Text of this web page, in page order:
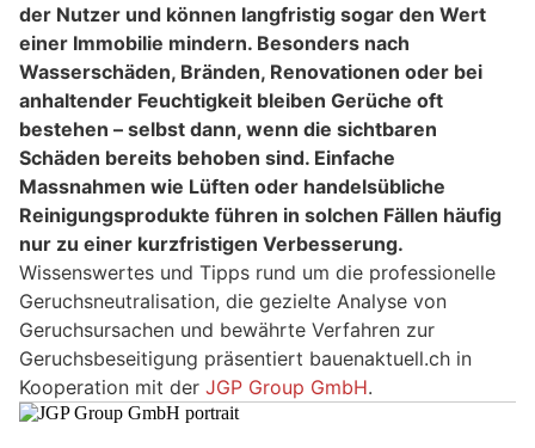
der Nutzer und können langfristig sogar den Wert
einer Immobilie mindern. Besonders nach
Wasserschäden, Bränden, Renovationen oder bei
anhaltender Feuchtigkeit bleiben Gerüche oft
bestehen – selbst dann, wenn die sichtbaren
Schäden bereits behoben sind. Einfache
Massnahmen wie Lüften oder handelsübliche
Reinigungsprodukte führen in solchen Fällen häufig
nur zu einer kurzfristigen Verbesserung.
Wissenswertes und Tipps rund um die professionelle
Geruchsneutralisation, die gezielte Analyse von
Geruchsursachen und bewährte Verfahren zur
Geruchsbeseitigung präsentiert bauenaktuell.ch in
Kooperation mit der JGP Group GmbH.